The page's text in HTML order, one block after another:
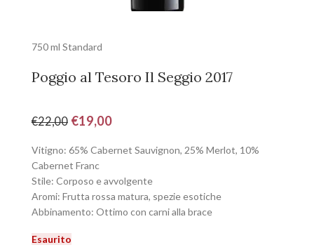
750 ml Standard
Poggio al Tesoro Il Seggio 2017
€22,00 €19,00
Vitigno: 65% Cabernet Sauvignon, 25% Merlot, 10%
Cabernet Franc
Stile: Corposo e avvolgente
Aromi: Frutta rossa matura, spezie esotiche
Abbinamento: Ottimo con carni alla brace
Esaurito